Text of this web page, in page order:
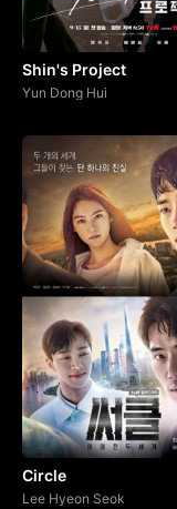
Shin's Project
Yun Dong Hui
Circle
Lee Hyeon Seok